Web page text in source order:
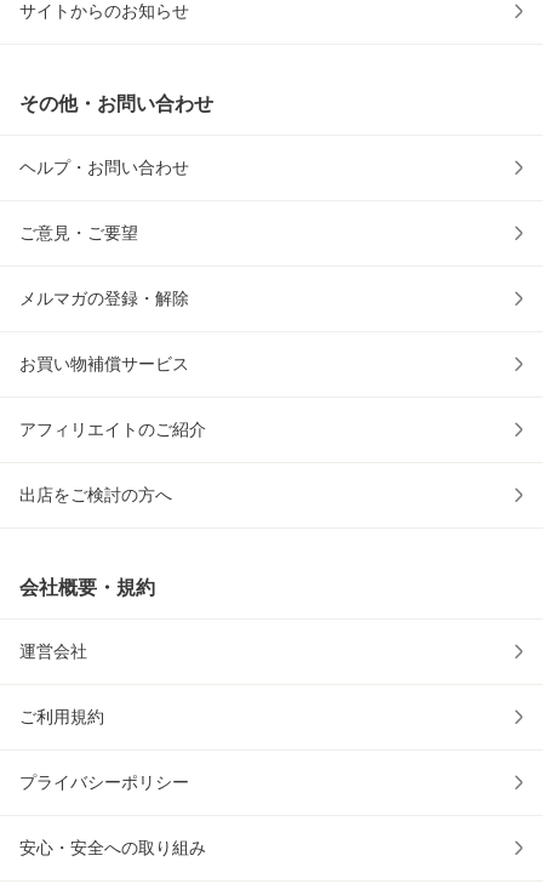
サイトからのお知らせ
その他・お問い合わせ
ヘルプ・お問い合わせ
ご意見・ご要望
メルマガの登録・解除
お買い物補償サービス
アフィリエイトのご紹介
出店をご検討の方へ
会社概要・規約
運営会社
ご利用規約
プライバシーポリシー
安心・安全への取り組み